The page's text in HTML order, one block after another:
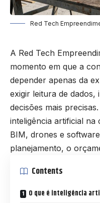
Red Tech
A Red Tech
momento em que a
depender apenas da
exigir leitura de dados,
decisões mais
inteligência artificial
BIM, drones e
planejamento, o
Contents
O que é inteligência